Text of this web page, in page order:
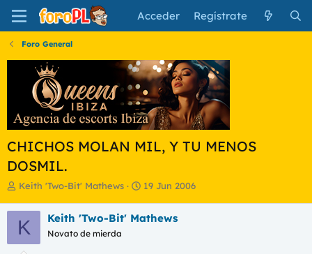
Acceder Regístrate
Foro General
CHICHOS MOLAN MIL, Y TU MENOS
DOSMIL.
I
i
c
i
a
Keith 'Two-Bit' Mathews
F
h
19 Jun 2006
K Keith 'Two-Bit' Mathews
Novato de mierda